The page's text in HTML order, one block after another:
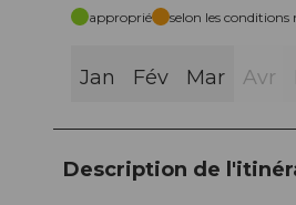
approprié selon les conditions
Jan Fév Mar Avr
Description de